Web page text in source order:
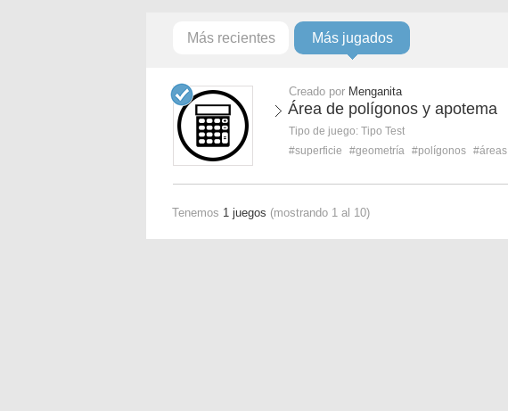
Más recientes Más jugados
Creado por Menganita
Área de polígonos y apotema
Tipo de juego: Tipo Test
#superficie
#geometría #polígonos #áreas
Tenemos 1 juegos (mostrando 1 al 10)